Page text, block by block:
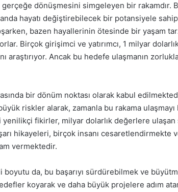
dönüşmesini simgeleyen bir rakamdır.
hayatı değiştirebilecek bir potansiyele
bazen hayallerinin ötesinde bir yaşam
Birçok girişimci ve yatırımcı, 1 milyar
araştırıyor. Ancak bu hedefe ulaşmanın
bir dönüm noktası olarak kabul
riskler alarak, zamanla bu rakama ulaşmayı
fikirler, milyar dolarlık değerlere
hikayeleri, birçok insanı cesaretlendirmekte
vermektedir.
da, bu başarıyı sürdürebilmek ve
koyarak ve daha büyük projelere adım